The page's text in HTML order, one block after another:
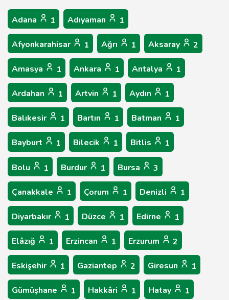
Adana 1 Adıyaman 1
Afyonkarahisar 1 Ağrı 1 Aksaray 2
Amasya 1 Ankara 1 Antalya 1
Ardahan 1 Artvin 1 Aydın 1
Balıkesir 1 Bartın 1 Batman 1
Bayburt 1 Bilecik 1 Bitlis 1
Bolu 1 Burdur 1 Bursa 3
Çanakkale 1 Çorum 1 Denizli 1
Diyarbakır 1 Düzce 1 Edirne 1
Elâzığ 1 Erzincan 1 Erzurum 2
Eskişehir 1 Gaziantep 2 Giresun 1
Gümüşhane 1 Hakkâri 1 Hatay 1